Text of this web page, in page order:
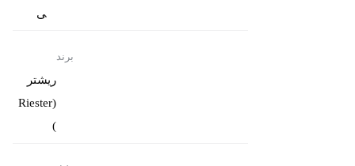
ی
برند
ریشتر
(Riester
)